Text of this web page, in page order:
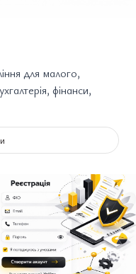
для малого,
фінанси,